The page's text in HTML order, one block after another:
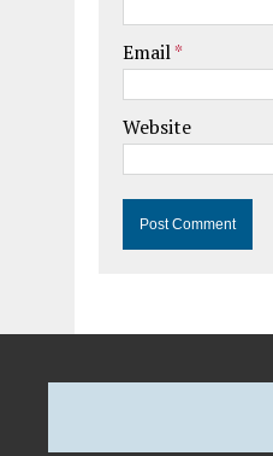
Email*
Website